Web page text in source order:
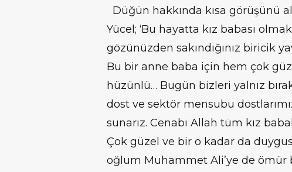
Düğün hakkında kısa görüşünü
Yücel; ‘Bu hayatta kız babası
gözünüzden sakındığınız biricik
Bu bir anne baba için hem çok
hüzünlü… Bugün bizleri yalnız
dost ve sektör mensubu
sunarız. Cenabı Allah tüm kız
Çok güzel ve bir o kadar da
oğlum Muhammet Ali’ye de